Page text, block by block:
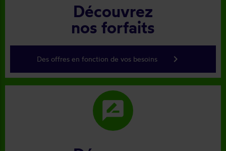
Découvrez
nos forfaits
Des offres en fonction de vos besoins keyboard_arrow_right
rate_review